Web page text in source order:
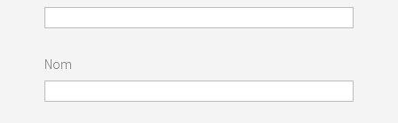
Nom